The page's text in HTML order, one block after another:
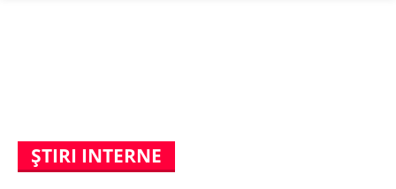
E-Sănătate Pacienți
ŞTIRI INTERNE